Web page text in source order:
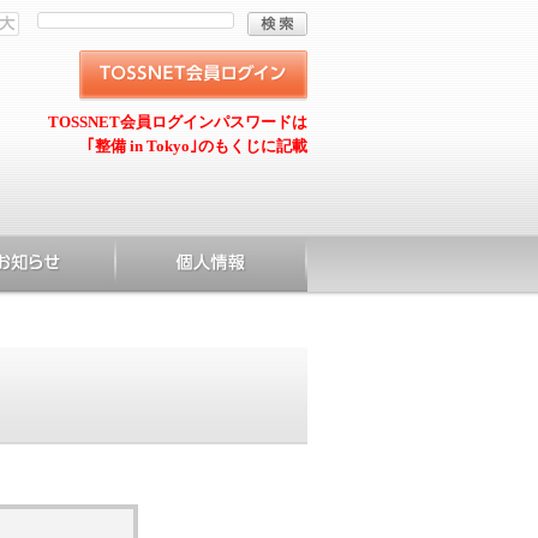
TOSSNET会員ログインパスワードは
｢整備 in Tokyo｣のもくじに記載